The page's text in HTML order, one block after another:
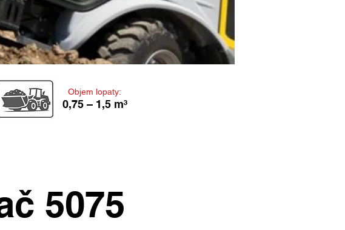
0,75 – 1,5 m³
Objem lopaty:
5075